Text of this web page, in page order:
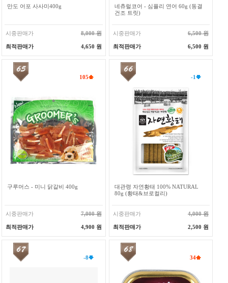
만도 어포 사사미400g
시중판매가 8,000 원
최적판매가 4,650 원
네츄럴코어 - 심플리 연어 60g (동결
건조 트릿)
시중판매가 6,500 원
최적판매가 6,500 원
105
구루머스 - 미니 닭갈비 400g
시중판매가 7,000 원
최적판매가 4,900 원
-1
대관령 자연황태 100% NATURAL
80g (황태&브로컬리)
시중판매가 4,000 원
최적판매가 2,500 원
-8 34